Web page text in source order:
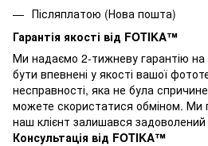
Післяплатою (Нова пошта)
Гарантія якості від FOTIKA™
Ми надаємо 2-тижневу гарантію
бути впевнені у якості вашої
несправності, яка не була
можете скористатися обміном.
наш клієнт залишався
Консультація від FOTIKA™